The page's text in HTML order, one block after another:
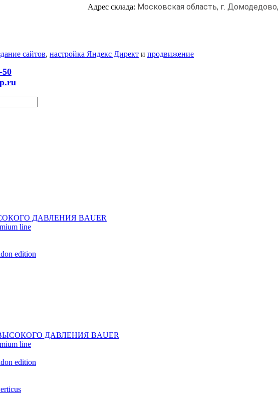
Адрес склада: Московская область, г. Домодедово,
сайтов, настройка Яндекс Директ и продвижение
50
ДАВЛЕНИЯ BAUER
line
edition
ДАВЛЕНИЯ BAUER
line
edition